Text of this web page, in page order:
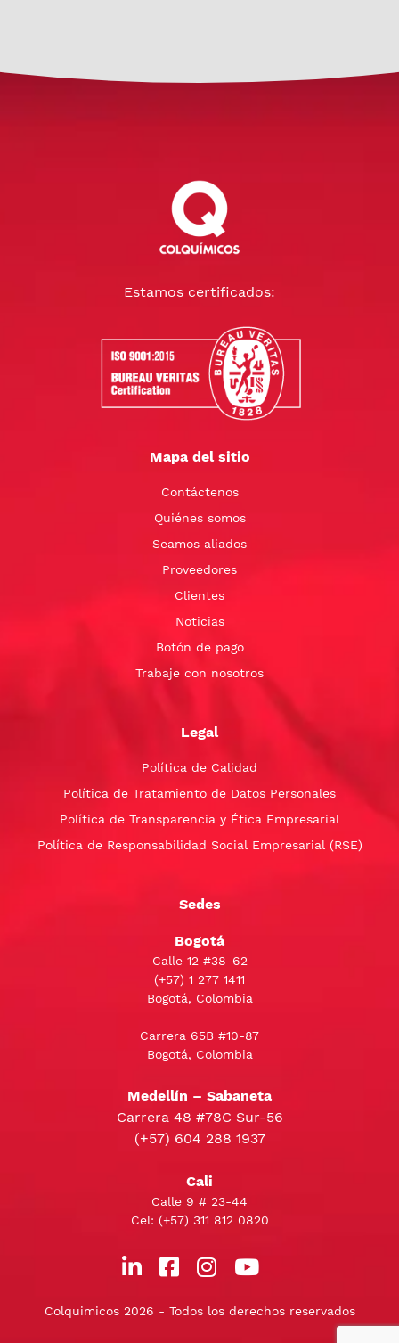
Estamos certificados:
Mapa del sitio
Contáctenos
Quiénes somos
Seamos aliados
Proveedores
Clientes
Noticias
Botón de pago
Trabaje con nosotros
Legal
Política de Calidad
Política de Tratamiento de Datos Personales
Política de Transparencia y Ética Empresarial
Política de Responsabilidad Social Empresarial (RSE)
Sedes
Bogotá
Calle 12 #38-62
(+57) 1 277 1411
Bogotá, Colombia
Carrera 65B #10-87
Bogotá, Colombia
Medellín – Sabaneta
Carrera 48 #78C Sur-56
(+57) 604 288 1937
Cali
Calle 9 # 23-44
Cel: (+57) 311 812 0820
Colquimicos 2026 - Todos los derechos reservados